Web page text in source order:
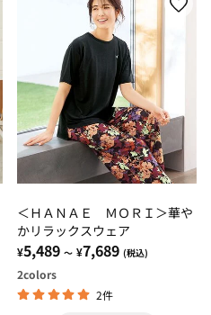
＜ＨＡＮＡＥ ＭＯＲＩ＞華や
かリラックスウェア
¥5,489 ～ ¥7,689 (税込)
2colors
2件